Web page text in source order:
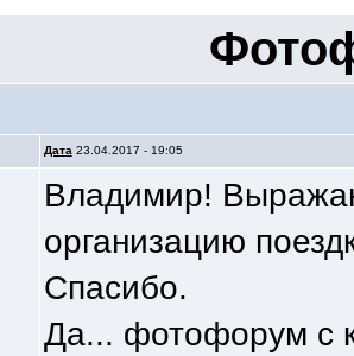
Дата 23.04.2017 - 19:05
Владимир!
организацию
Спасибо.
Да... фотофорум с